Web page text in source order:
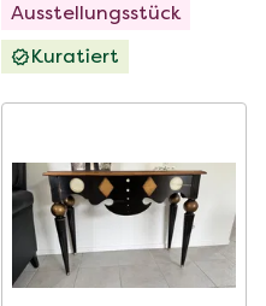
Ausstellungsstück
Kuratiert